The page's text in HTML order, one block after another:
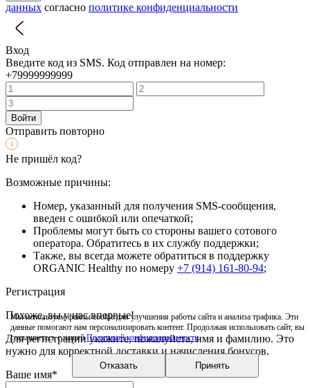
Мы используем файлы cookie для улучшения работы сайта и анализа трафика. Эти
данные помогают нам персонализировать контент. Продолжая использовать сайт, вы
соглашаетесь с нашейПолитикой конфиденциальности.
Отказать Принять
данных согласно политике конфиденциальности
Вход
Введите код из SMS. Код отправлен на номер:
+79999999999
Войти
Отправить повторно
Не пришёл код?
Возможные причины:
Номер, указанный для получения SMS-сообщения,
введен с ошибкой или опечаткой;
Проблемы могут быть со стороны вашего сотового
оператора. Обратитесь в их службу поддержки;
Также, вы всегда можете обратиться в поддержку
ORGANIC Healthy по номеру +7 (914) 161-80-94;
Регистрация
Похоже, вы у нас впервые!
Для регистрации укажите, пожалуйста, имя и фамилию. Это
нужно для корректной доставки и начисления бонусов.
Ваше имя*